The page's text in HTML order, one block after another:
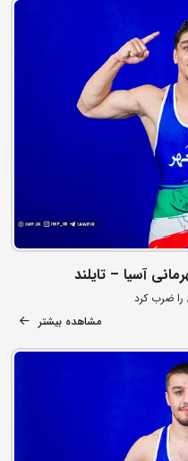
آسیا – تایلند
را ضرب کرد
مشاهده بیشتر